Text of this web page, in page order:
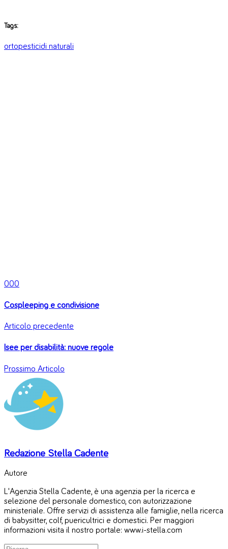
Tags:
ortopesticidi naturali
000
Cospleeping e condivisione
Articolo precedente
Isee per disabilità: nuove regole
Prossimo Articolo
Redazione Stella Cadente
Autore
L'Agenzia Stella Cadente, è una agenzia per la ricerca e
selezione del personale domestico, con autorizzazione
ministeriale. Offre servizi di assistenza alle famiglie, nella ricerca
di babysitter, colf, puericultrici e domestici. Per maggiori
informazioni visita il nostro portale: www.i-stella.com